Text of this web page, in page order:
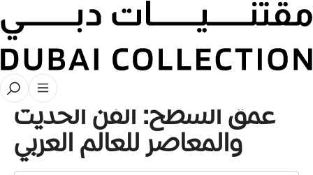
قصص
عمق السطح: الفن الحديث
والمعاصر للعالم العربي